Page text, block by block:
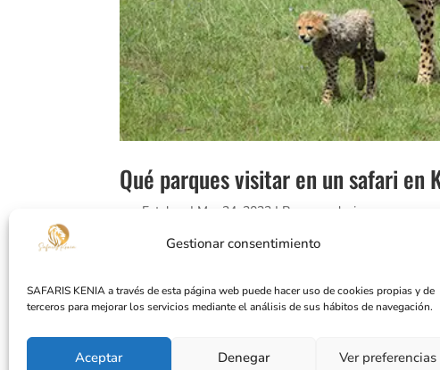
Gestionar consentimiento
SAFARIS KENIA a través de esta página web puede hacer uso de cookies propias y de
terceros para mejorar los servicios mediante el análisis de sus hábitos de navegación.
Aceptar Denegar Ver preferencias
Qué parques visitar en un safari en
Esteban | Mar 24, 2023 | Recomendaciones
Qué parques visitar en un safari en Kenia: guía
algunas de las mejores experiencias de
las decisiones más importantes a la...